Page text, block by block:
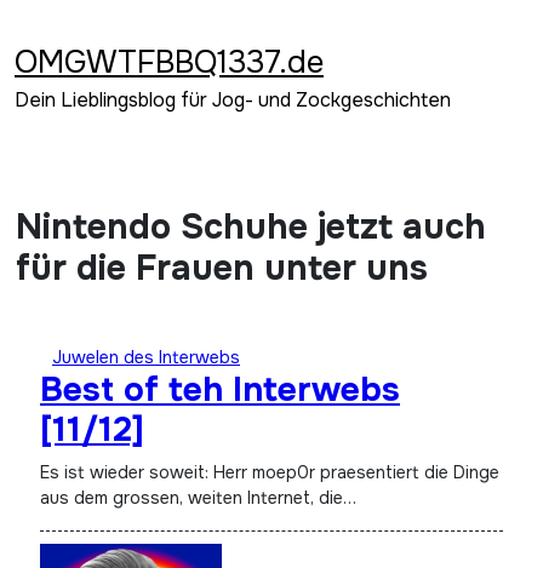
springen
OMGWTFBBQ1337.de
Dein Lieblingsblog für Jog- und Zockgeschichten
Nintendo Schuhe jetzt auch
für die Frauen unter uns
Juwelen des Interwebs
Best of teh Interwebs
[11/12]
Es ist wieder soweit: Herr moep0r praesentiert die Dinge
aus dem grossen, weiten Internet, die…